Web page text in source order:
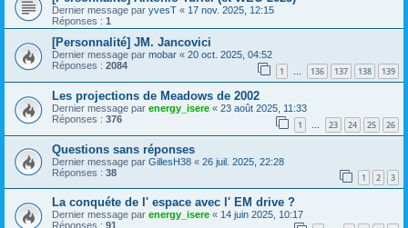
Dernier message par yvesT « 17 nov. 2025, 12:15
Réponses : 1
[Personnalité] JM. Jancovici
Dernier message par mobar « 20 oct. 2025, 04:52
Réponses : 2084 1 … 136 137 138 139
Les projections de Meadows de 2002
Dernier message par energy_isere « 23 août 2025, 11:33
Réponses : 376 1 23 24 25 26
Questions sans réponses
Dernier message par GillesH38 « 26 juil. 2025, 22:28
Réponses : 38 1 2 3
La conquéte de l' espace avec l' EM drive ?
Dernier message par energy_isere « 14 juin 2025, 10:17
Réponses : 91